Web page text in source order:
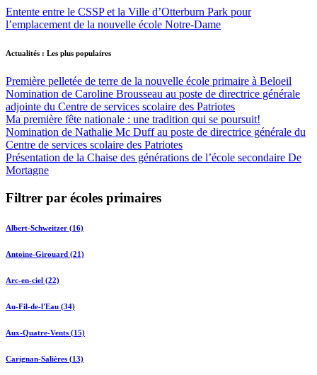
Entente entre le CSSP et la Ville d’Otterburn Park pour
l’emplacement de la nouvelle école Notre-Dame
Actualités : Les plus populaires
Première pelletée de terre de la nouvelle école primaire à Beloeil
Nomination de Caroline Brousseau au poste de directrice générale
adjointe du Centre de services scolaire des Patriotes
Ma première fête nationale : une tradition qui se poursuit!
Nomination de Nathalie Mc Duff au poste de directrice générale du
Centre de services scolaire des Patriotes
Présentation de la Chaise des générations de l’école secondaire De
Mortagne
Filtrer par écoles primaires
Albert-Schweitzer (16)
Antoine-Girouard (21)
Arc-en-ciel (22)
Au-Fil-de-l'Eau (34)
Aux-Quatre-Vents (15)
Carignan-Salières (13)